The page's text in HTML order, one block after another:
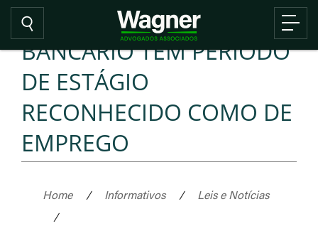
BANCÁRIO TEM PERÍODO
DE ESTÁGIO
RECONHECIDO COMO DE
EMPREGO
Home / Informativos /
Leis e Notícias
/